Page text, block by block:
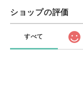
ショップの評価
すべて